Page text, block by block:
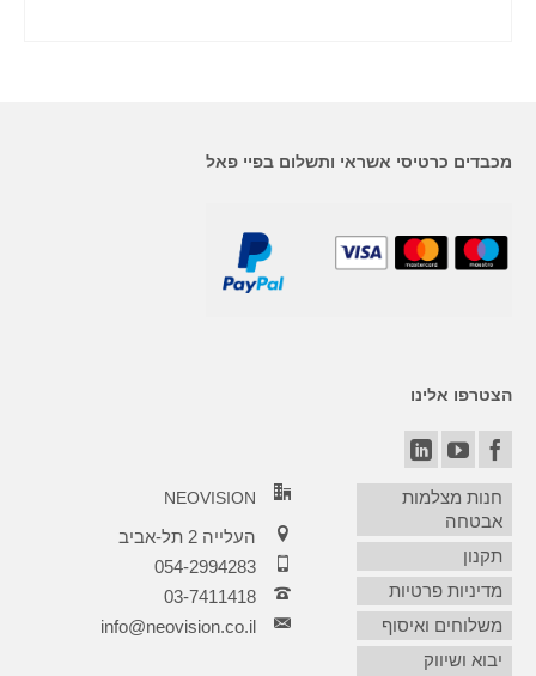
מכבדים כרטיסי אשראי ותשלום בפיי פאל
הצטרפו אלינו
חנות מצלמות
אבטחה
תקנון
מדיניות פרטיות
משלוחים ואיסוף
יבוא ושיווק
NEOVISION
העלייה 2 תל-אביב
054-2994283
03-7411418‏
info@neovision.co.il